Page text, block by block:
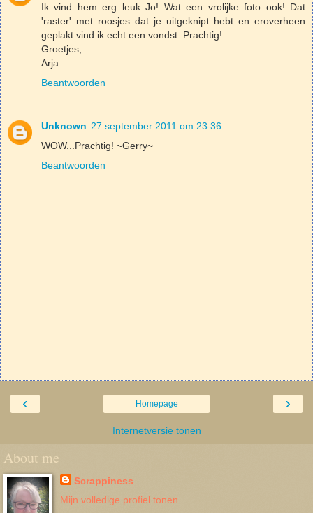
Ik vind hem erg leuk Jo! Wat een vrolijke foto ook! Dat
'raster' met roosjes dat je uitgeknipt hebt en eroverheen
geplakt vind ik echt een vondst. Prachtig!
Groetjes,
Arja
Beantwoorden
Unknown 27 september 2011 om 23:36
WOW...Prachtig! ~Gerry~
Beantwoorden
‹ ›
Homepage
Internetversie tonen
About me
Scrappiness
Mijn volledige profiel tonen